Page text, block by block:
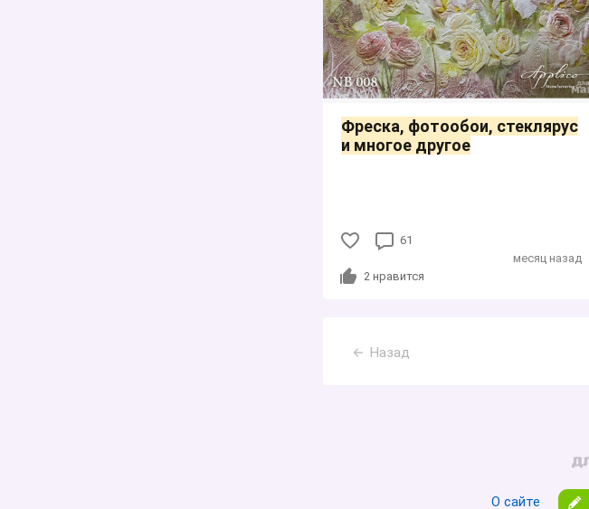
Фреска, фотообои, стеклярус
и многое другое
61
2 нравится
месяц назад
Назад
О сайте